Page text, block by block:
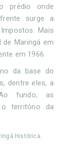
prédio onde
surge a
Mais
Maringá em
em 1966.
da base do
dentre eles, a
fundo, as
o território da
Histórica.